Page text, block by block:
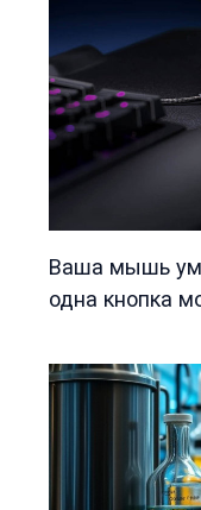
Ваша мышь
одна кнопка